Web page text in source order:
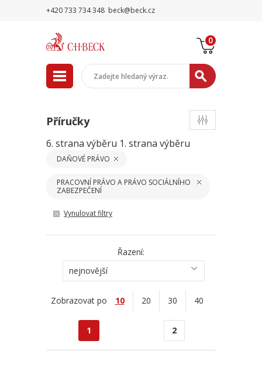
+420 733 734 348 beck@beck.cz
0
Příručky
6. strana výběru 1. strana výběru
DAŇOVÉ PRÁVO
PRACOVNÍ PRÁVO A PRÁVO SOCIÁLNÍHO
ZABEZPEČENÍ
Vynulovat filtry
Řazení:
nejnovější
Zobrazovat po 10 20 30 40
1 2